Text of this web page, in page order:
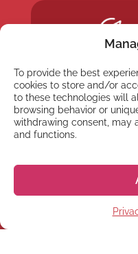
To provide the best
cookies to store and/or
to these technologies will
browsing behavior or
withdrawing consent, may
and functions.